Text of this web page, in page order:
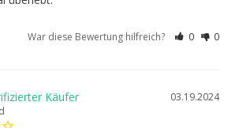
War diese Bewertung hilfreich? 0 0
03.19.2024